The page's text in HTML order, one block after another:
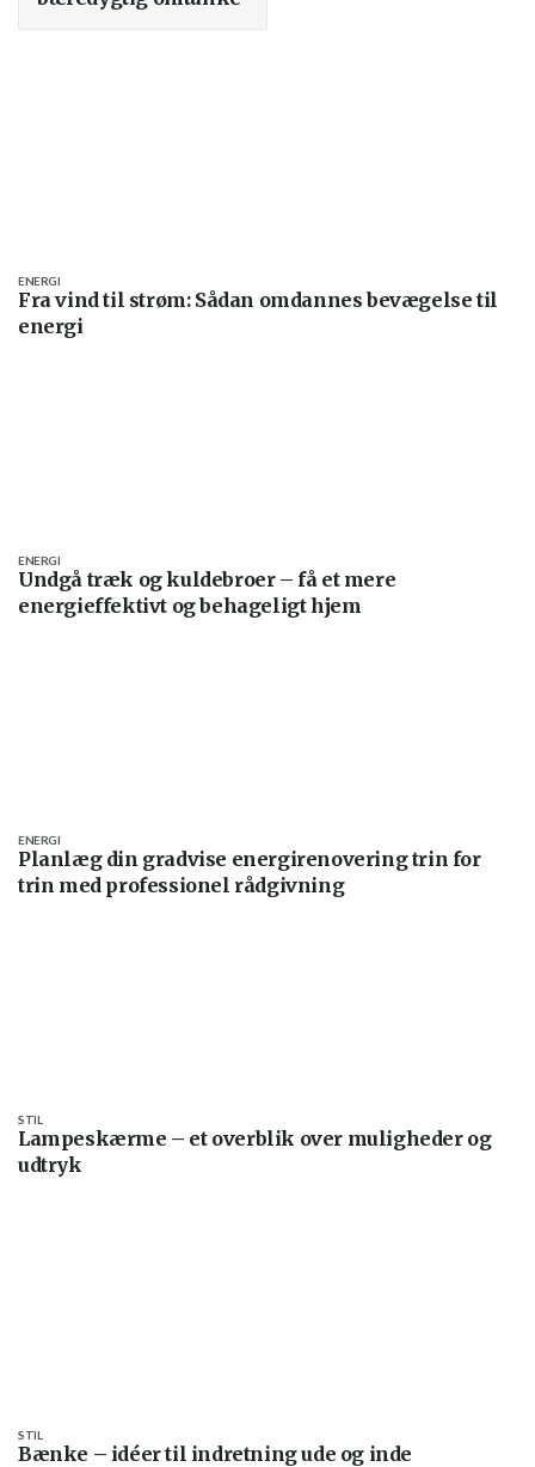
Fra vind til strøm: Sådan omdannes bevægelse til
energi
ENERGI
Undgå træk og kuldebroer – få et mere
energieffektivt og behageligt hjem
ENERGI
Planlæg din gradvise energirenovering trin for
trin med professionel rådgivning
ENERGI
Lampeskærme – et overblik over muligheder og
udtryk
STIL
Bænke – idéer til indretning ude og inde
STIL